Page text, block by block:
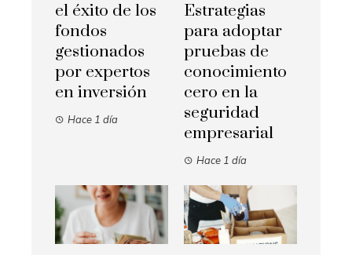
el éxito de los
fondos
gestionados
por expertos
en inversión
Hace 1 día
Estrategias
para adoptar
pruebas de
conocimiento
cero en la
seguridad
empresarial
Hace 1 día